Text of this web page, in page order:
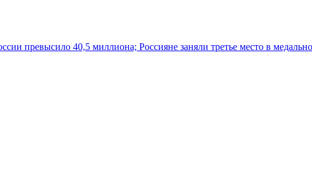
превысило 40,5 миллиона; Россияне заняли третье место в